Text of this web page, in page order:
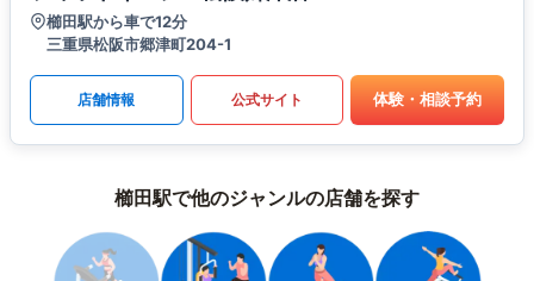
櫛田駅から車で12分
三重県松阪市郷津町204-1
店舗情報 公式サイト 体験・相談予約
櫛田駅で他のジャンルの店舗を探す